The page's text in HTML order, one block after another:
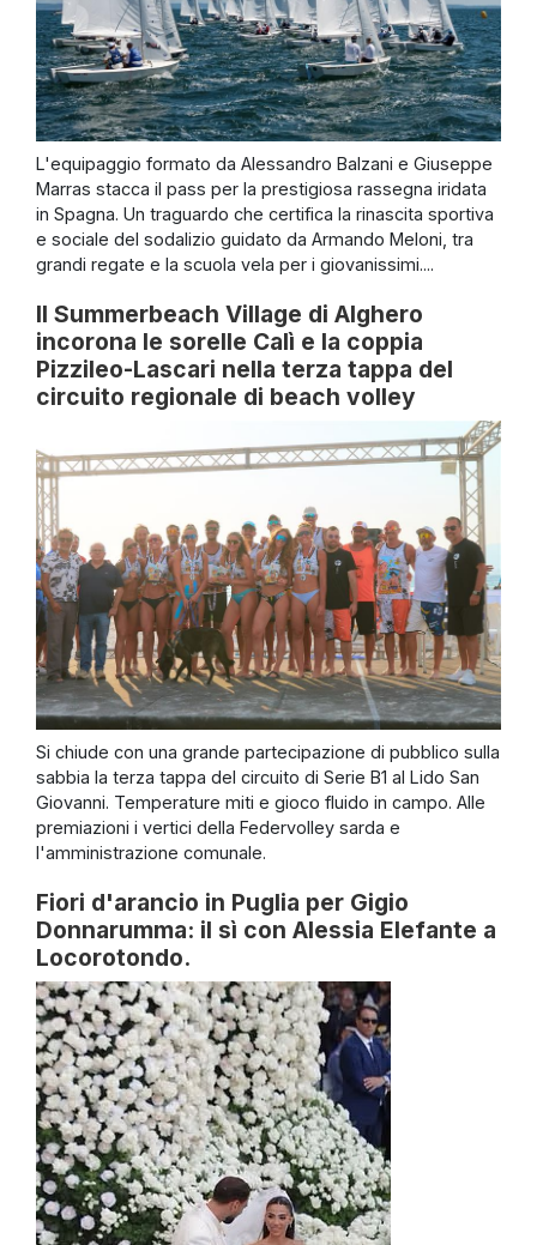
L'equipaggio formato da Alessandro Balzani e Giuseppe
Marras stacca il pass per la prestigiosa rassegna iridata
in Spagna. Un traguardo che certifica la rinascita sportiva
e sociale del sodalizio guidato da Armando Meloni, tra
grandi regate e la scuola vela per i giovanissimi....
Il Summerbeach Village di Alghero
incorona le sorelle Calì e la coppia
Pizzileo-Lascari nella terza tappa del
circuito regionale di beach volley
Si chiude con una grande partecipazione di pubblico sulla
sabbia la terza tappa del circuito di Serie B1 al Lido San
Giovanni. Temperature miti e gioco fluido in campo. Alle
premiazioni i vertici della Federvolley sarda e
l'amministrazione comunale.
Fiori d'arancio in Puglia per Gigio
Donnarumma: il sì con Alessia Elefante a
Locorotondo.